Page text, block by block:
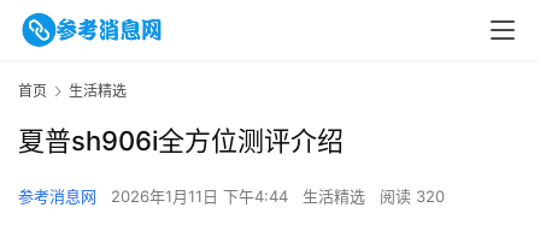
首页 生活精选
夏普sh906i全方位测评介绍
参考消息网 2026年1月11日 下午4:44 生活精选 阅读 320